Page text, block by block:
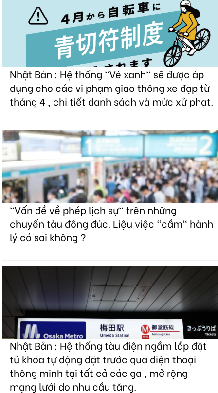
Nhật Bản : Hệ thống "Vé xanh" sẽ được áp
dụng cho các vi phạm giao thông xe đạp từ
tháng 4 , chi tiết danh sách và mức xử phạt.
"Vấn đề về phép lịch sự" trên những
chuyến tàu đông đúc. Liệu việc "cầm" hành
lý có sai không ?
Nhật Bản : Hệ thống tàu điện ngầm lắp đặt
tủ khóa tự động đặt trước qua điện thoại
thông minh tại tất cả các ga , mở rộng
mạng lưới do nhu cầu tăng.